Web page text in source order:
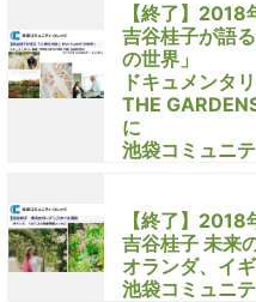
【終了】2018
吉谷桂子が語
の世界」
ドキュメンタ
THE
に
池袋コミュニ
【終了】
吉谷桂子 未来
オランダ、イ
池袋コミュニ